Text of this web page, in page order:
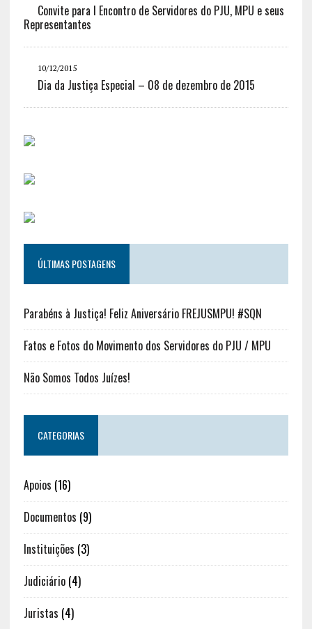
Convite para I Encontro de Servidores do PJU, MPU e seus
Representantes
10/12/2015
Dia da Justiça Especial – 08 de dezembro de 2015
ÚLTIMAS POSTAGENS
Parabéns à Justiça! Feliz Aniversário FREJUSMPU! #SQN
Fatos e Fotos do Movimento dos Servidores do PJU / MPU
Não Somos Todos Juízes!
CATEGORIAS
Apoios (16)
Documentos (9)
Instituições (3)
Judiciário(4)
Juristas (4)